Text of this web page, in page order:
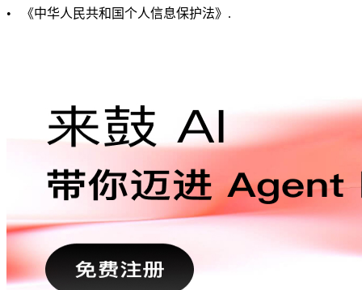
• 《中华人民共和国个人信息保护法》.